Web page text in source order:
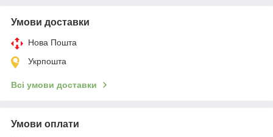
Умови доставки
Нова Пошта
Укрпошта
Всі умови доставки
Умови оплати